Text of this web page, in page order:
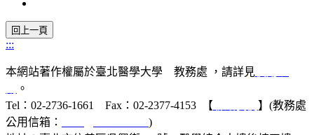
:::
本網站著作權屬於臺北醫學大學 教務處 ，請詳見
。
Tel：02-2736-1661 Fax：02-2377-4153 【
】(教務處
公用信箱：
)